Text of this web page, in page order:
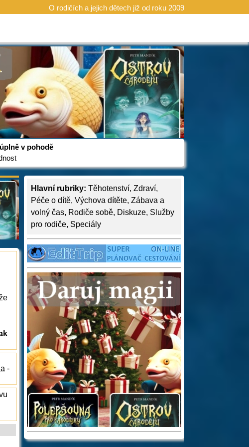
O rodičích a jejich dětech již od roku 2009
v pohodě
Hlavní rubriky: Těhotenství, Zdraví,
Péče o dítě, Výchova dítěte, Zábava a
volný čas, Rodiče sobě, Diskuze, Služby
pro rodiče, Speciály
-